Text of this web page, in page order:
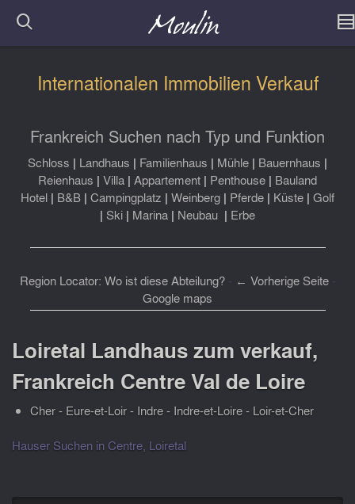
Internationalen Immobilien Verkauf
Frankreich Suchen nach Typ und Funktion
Schloss | Landhaus | Familienhaus | Mühle | Bauernhaus |
Reienhaus | Villa | Appartement | Penthouse | Bauland
Hotel | B&B | Campingplatz | Weinberg | Pferde | Küste | Golf
| Ski | Marina | Neubau | Erbe
Region Locator: Wo ist diese Abteilung?- ← Vorherige Seite-
Google maps
Loiretal Landhaus zum verkauf,
Frankreich Centre Val de Loire
Cher - Eure-et-Loir - Indre - Indre-et-Loire - Loir-et-Cher
Hauser Suchen in Centre, Loiretal